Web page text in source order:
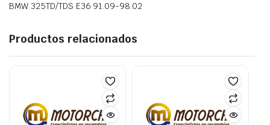
BMW 325TD/TDS E36 91.09-98.02
Productos relacionados